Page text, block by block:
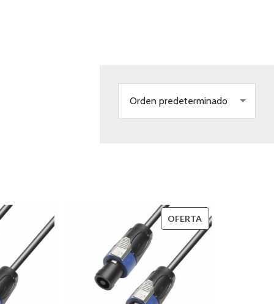
Orden predeterminado
OFERTA PRODUCTO
EN